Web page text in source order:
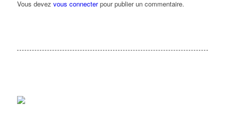
Vous devez vous connecterpour publier un commentaire.